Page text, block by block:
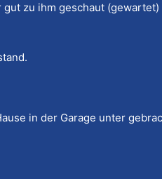
zu ihm geschaut
in der Garage unter